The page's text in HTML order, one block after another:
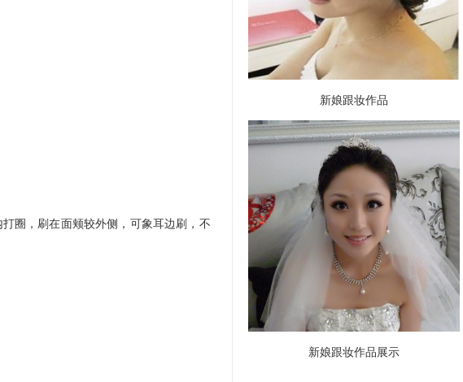
圈，刷在面颊较外侧，可象耳边刷，不
新娘跟妆作品
新娘跟妆作品展示